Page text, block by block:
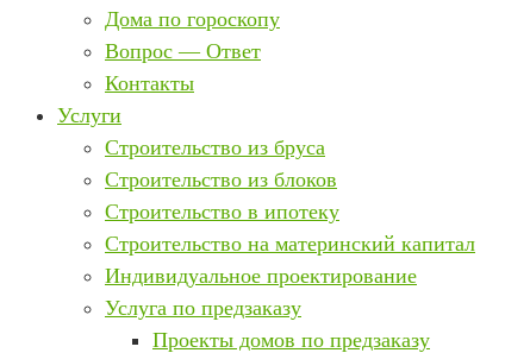
Дома по гороскопу
Вопрос — Ответ
Контакты
Услуги
Строительство из бруса
Строительство из блоков
Строительство в ипотеку
Строительство на материнский капитал
Индивидуальное проектирование
Услуга по предзаказу
Проекты домов по предзаказу